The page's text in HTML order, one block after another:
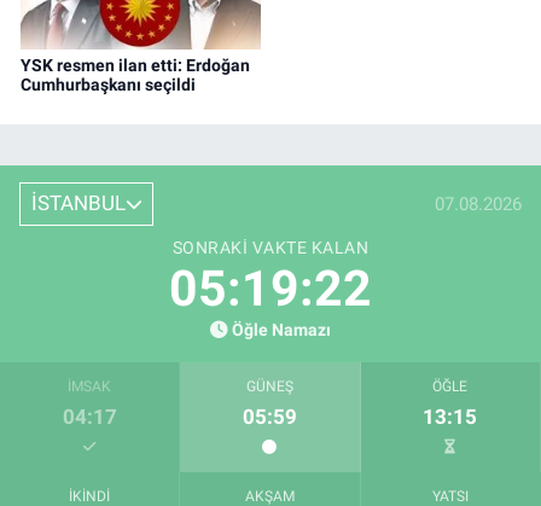
YSK resmen ilan etti: Erdoğan
Cumhurbaşkanı seçildi
İSTANBUL 07.08.2026
SONRAKI VAKTE KALAN
05:19:21
Öğle Namazı
İMSAK
04:17
GÜNEŞ
05:59
ÖĞLE
13:15
İKINDI AKŞAM YATSI